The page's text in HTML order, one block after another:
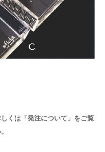
くは「発注について」をご覧